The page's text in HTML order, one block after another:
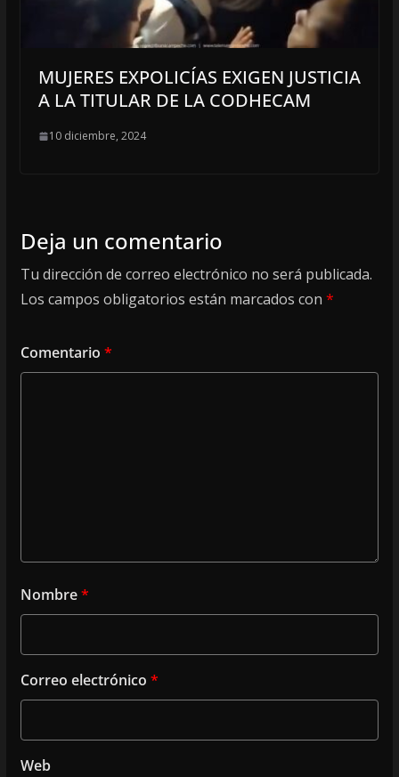
MUJERES EXPOLICÍAS EXIGEN JUSTICIA
A LA TITULAR DE LA CODHECAM
10 diciembre, 2024
Deja un comentario
Tu dirección de correo electrónico no será publicada.
Los campos obligatorios están marcados con *
Comentario *
Nombre*
Correo electrónico *
Web